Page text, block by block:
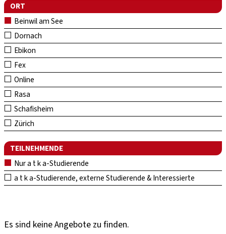
ORT
Beinwil am See
Dornach
Ebikon
Fex
Online
Rasa
Schafisheim
Zürich
TEILNEHMENDE
Nur a t k a-Studierende
a t k a-Studierende, externe Studierende & Interessierte
Es sind keine Angebote zu finden.